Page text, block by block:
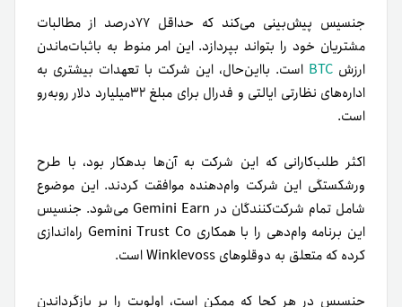
جنسیس پیش‌بینی می‌کند که حداقل ۷۷درصد از مطالبات
مشتریان خود را بتواند بپردازد. این امر منوط به باثبات‌ماندن
ارزش BTC است. بااین‌حال، این شرکت با تعهدات بیشتری به
اداره‌های نظارتی ایالتی و فدرال برای مبلغ ۳۲میلیارد دلار روبه‌رو
است.
اکثر طلب‌کارانی که این شرکت به آن‌ها بدهکار بود، با طرح
ورشکستگی این شرکت وام‌دهنده موافقت کردند. این موضوع
شامل تمام شرکت‌کنندگان در Gemini Earn می‌شود. جنسیس
این برنامه‌ وام‌دهی را با همکاری Gemini Trust Co راه‌اندازی
کرده که متعلق به دوقلوهای Winklevoss است.
جنسیس در هر کجا که ممکن است، اولویت را بر بازگرداندن